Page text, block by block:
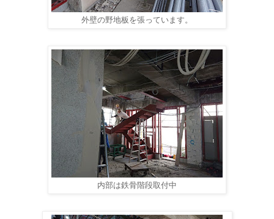
外壁の野地板を張っています。
内部は鉄骨階段取付中